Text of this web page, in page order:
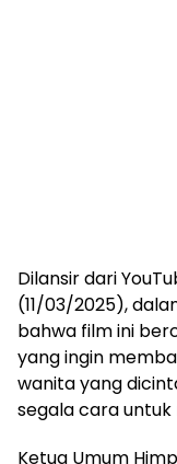
Dilansir dari
(11/03/2025),
bahwa film ini
yang ingin
wanita yang
segala cara
Ketua Umum